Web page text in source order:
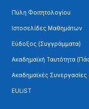
Πύλη Φοιτητολογίου
Ιστοσελίδες Μαθημάτων
Εύδοξος (Συγγράμματα)
Ακαδημαϊκή Ταυτότητα
Ακαδημαϊκές Συνεργασίες
EULiST